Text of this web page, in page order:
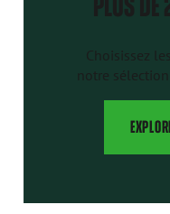
PLUS
Choisissez
notre